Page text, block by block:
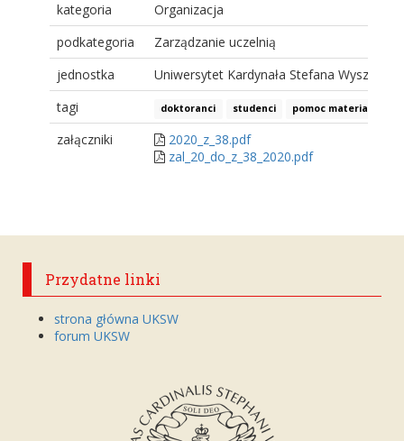
kategoria
Organizacja
podkategoria
Zarządzanie uczelnią
jednostka
Uniwersytet Kardynała Stefana
tagi
doktoranci studenci pomoc materialna
załączniki
2020_z_38.pdf
zal_20_do_z_38_2020.pdf
Przydatne linki
strona główna UKSW
forum UKSW